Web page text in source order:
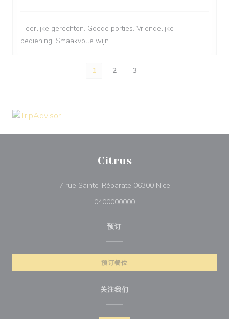
Heerlijke gerechten. Goede porties. Vriendelijke
bediening. Smaakvolle wijn.
1 2 3
Citrus
7 rue Sainte-Réparate 06300 Nice((在新窗口中打开))
0400000000
预订
预订餐位
关注我们